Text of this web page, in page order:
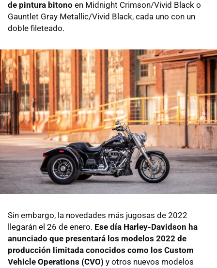
de pintura bitono en Midnight Crimson/Vivid Black o
Gauntlet Gray Metallic/Vivid Black, cada uno con un
doble fileteado.
Sin embargo, la novedades más jugosas de 2022
llegarán el 26 de enero. Ese día Harley-Davidson ha
anunciado que presentará los modelos 2022 de
producción limitada conocidos como los Custom
Vehicle Operations (CVO) y otros nuevos modelos